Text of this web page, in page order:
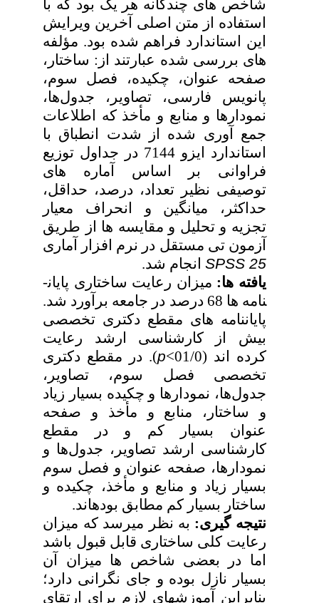
شاخص­ های چندگانه هر یک بود که با
استفاده از متن اصلی آخرین ویرایش
این استاندارد فراهم شده بود. مؤلفه
­های بررسی شده عبارتند از: ساختار،
صفحه عنوان، چکیده، فصل سوم،
پانویس فارسی، تصاویر، جدول‌ها،
نمودارها و منابع و مأخذ که اطلاعات
جمع­ آوری شده از شدت انطباق با
استاندارد ایزو 7144 در جداول توزیع
فراوانی بر اساس آماره­ های
توصیفی نظیر تعداد، درصد، حداقل،
حداکثر، میانگین و انحراف­ معیار
تجزیه و تحلیل و مقایسه­ ها از طریق
آزمون تی مستقل در نرم­ افزار آماری
SPSS 25انجام شد.
یافته­ ها:میزان رعایت ساختاری پایان­
نامه ­ها 68 درصد در جامعه برآورد شد.
پایان­نامه­ های مقطع دکتری تخصصی
بیش از کارشناسی ­ارشد رعایت
کرده ­اند (01/0>
p). در مقطع دکتری
تخصصی فصل سوم، تصاویر،
جدول‌ها، نمودارها و چکیده بسیار زیاد
و ساختار، منابع و مأخذ و صفحه
عنوان بسیار کم و در مقطع
کارشناسی ­ارشد تصاویر، جدول‌ها و
نمودارها، صفحه عنوان و فصل سوم
بسیار زیاد و منابع و مأخذ، چکیده و
ساختار بسیار کم مطابق بوده­اند.
نتیجه­ گیری:به نظر می­رسد که میزان
رعایت کلی ساختاری قابل قبول باشد
اما در بعضی شاخص ­ها میزان آن
بسیار نازل بوده و جای نگرانی دارد؛
بنابراین آموزش­های لازم برای ارتقای